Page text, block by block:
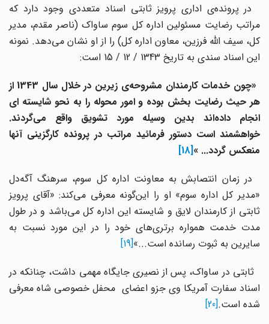
در پرونده‌ی اداری پرویز ثابتی اسناد متعددی وجود دارد که
مراتب رضایت مسئولین اداره کل سوم ساواک (ناصر مقدم، مدیر
کل، سیف الله فرزین، معاون اداره کل) را از او نشان می‌دهد. نمونه
این اسناد سندی به تاریخ 1343 / 12 / 15 است:
«چون خدمات کارمندان مشروحه‌ی زیرین در خلال سال1343
از
هر حیث رضایت بخش بوده و امور محوله را به نحو شایسته ای
انجام
داده‌اند بدین وسیله مورد تشویق واقع
می‌گردند.
خواهشمند است دستور فرمائید مراتب در پرونده کارگزینی آنها
منعکس گردد... »[18]
در زمان انتصابش به معاونت اداره کل سوم، سرهنگ آگه‌دل
«مدیر کل اداره سوم» او را این‌گونه معرفی می‌کند: «آقای پرویز
ثابتی از کارمندان لایق و شایسته این اداره کل می‌باشد و در طول
مدت خدمت همواره برتری‌های خود را در این مورد نسبت به
سایرین به ثبوت رسانده است...»[19]
ثابتی در ساواک، پس از نصیری جایگاه مهمی داشت، چنانکه در
اسناد سفارت آمریکا وی جزو اعضای محفل خصوصی شاه معرفی
شده است.[20]